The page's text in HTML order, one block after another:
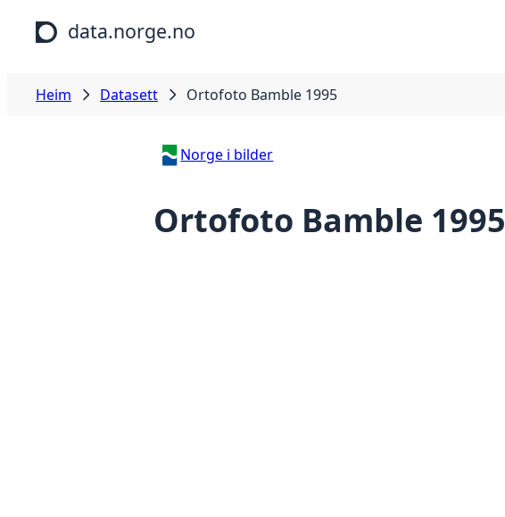
Hopp til hovudinnhald
data.norge.no
Heim Datasett Ortofoto Bamble 1995
Norge i bilder
Ortofoto Bamble 1995